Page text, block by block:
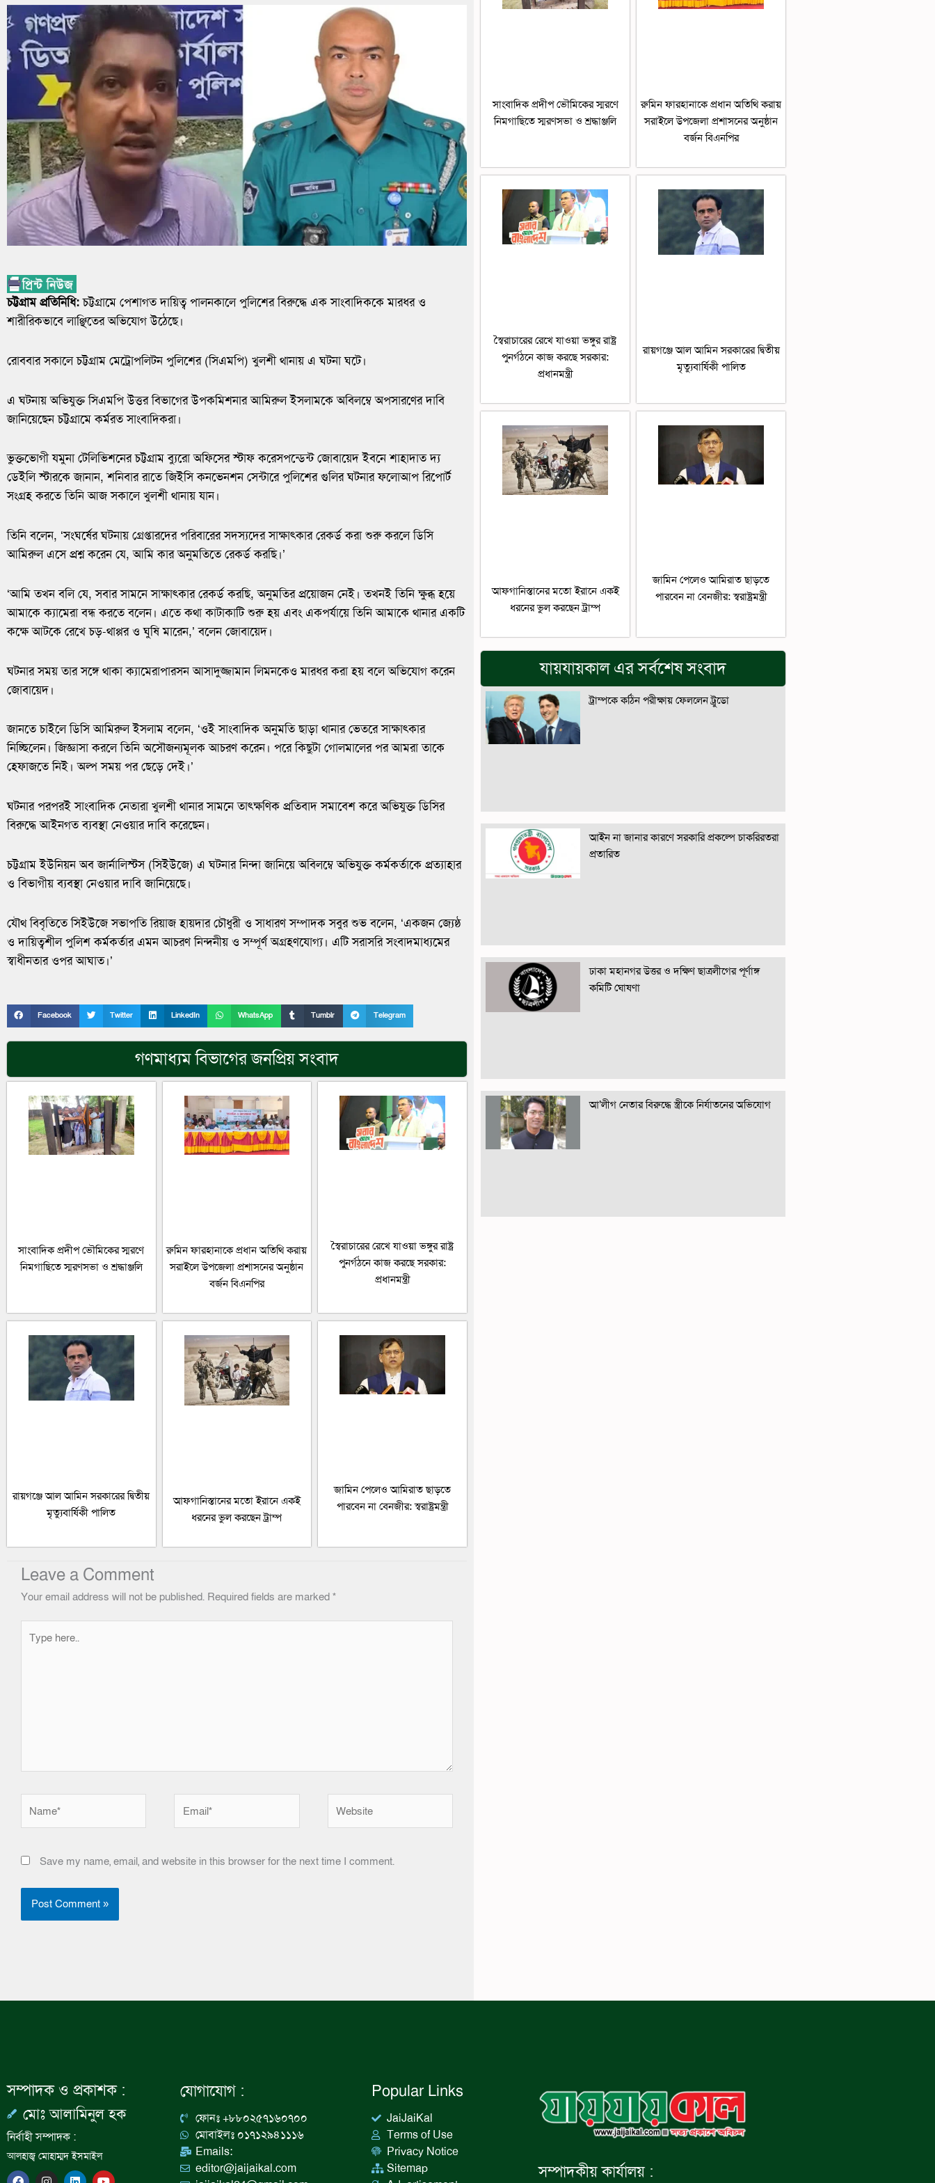
চট্টগ্রাম প্রতিনিধি:চট্টগ্রামে পেশাগত দায়িত্ব পালনকালে পুলিশের বিরুদ্ধে এক সাংবাদিককে মারধর ও
শারীরিকভাবে লাঞ্ছিতের অভিযোগ উঠেছে।
রোববার সকালে চট্টগ্রাম মেট্রোপলিটন পুলিশের (সিএমপি) খুলশী থানায় এ ঘটনা ঘটে।
এ ঘটনায় অভিযুক্ত সিএমপি উত্তর বিভাগের উপকমিশনার আমিরুল ইসলামকে অবিলম্বে অপসারণের দাবি
জানিয়েছেন চট্টগ্রামে কর্মরত সাংবাদিকরা।
ভুক্তভোগী যমুনা টেলিভিশনের চট্টগ্রাম ব্যুরো অফিসের স্টাফ করেসপন্ডেন্ট জোবায়েদ ইবনে শাহাদাত দ্য
ডেইলি স্টারকে জানান, শনিবার রাতে জিইসি কনভেনশন সেন্টারে পুলিশের গুলির ঘটনার ফলোআপ রিপোর্ট
সংগ্রহ করতে তিনি আজ সকালে খুলশী থানায় যান।
তিনি বলেন, ‘সংঘর্ষের ঘটনায় গ্রেপ্তারদের পরিবারের সদস্যদের সাক্ষাৎকার রেকর্ড করা শুরু করলে ডিসি
আমিরুল এসে প্রশ্ন করেন যে, আমি কার অনুমতিতে রেকর্ড করছি।’
‘আমি তখন বলি যে, সবার সামনে সাক্ষাৎকার রেকর্ড করছি, অনুমতির প্রয়োজন নেই। তখনই তিনি ক্ষুব্ধ হয়ে
আমাকে ক্যামেরা বন্ধ করতে বলেন। এতে কথা কাটাকাটি শুরু হয় এবং একপর্যায়ে তিনি আমাকে থানার একটি
কক্ষে আটকে রেখে চড়-থাপ্পর ও ঘুষি মারেন,’ বলেন জোবায়েদ।
ঘটনার সময় তার সঙ্গে থাকা ক্যামেরাপারসন আসাদুজ্জামান লিমনকেও মারধর করা হয় বলে অভিযোগ করেন
জোবায়েদ।
জানতে চাইলে ডিসি আমিরুল ইসলাম বলেন, ‘ওই সাংবাদিক অনুমতি ছাড়া থানার ভেতরে সাক্ষাৎকার
নিচ্ছিলেন। জিজ্ঞাসা করলে তিনি অসৌজন্যমূলক আচরণ করেন। পরে কিছুটা গোলমালের পর আমরা তাকে
হেফাজতে নিই। অল্প সময় পর ছেড়ে দেই।’
ঘটনার পরপরই সাংবাদিক নেতারা খুলশী থানার সামনে তাৎক্ষণিক প্রতিবাদ সমাবেশ করে অভিযুক্ত ডিসির
বিরুদ্ধে আইনগত ব্যবস্থা নেওয়ার দাবি করেছেন।
চট্টগ্রাম ইউনিয়ন অব জার্নালিস্টস (সিইউজে) এ ঘটনার নিন্দা জানিয়ে অবিলম্বে অভিযুক্ত কর্মকর্তাকে প্রত্যাহার
ও বিভাগীয় ব্যবস্থা নেওয়ার দাবি জানিয়েছে।
যৌথ বিবৃতিতে সিইউজে সভাপতি রিয়াজ হায়দার চৌধুরী ও সাধারণ সম্পাদক সবুর শুভ বলেন, ‘একজন জ্যেষ্ঠ
ও দায়িত্বশীল পুলিশ কর্মকর্তার এমন আচরণ নিন্দনীয় ও সম্পূর্ণ অগ্রহণযোগ্য। এটি সরাসরি সংবাদমাধ্যমের
স্বাধীনতার ওপর আঘাত।’
Facebook Twitter LinkedIn WhatsApp Tumblr Telegram
গণমাধ্যমবিভাগের জনপ্রিয় সংবাদ
সাংবাদিক প্রদীপ ভৌমিকের স্মরণে
নিমগাছিতে স্মরণসভা ও শ্রদ্ধাঞ্জলি
রুমিন ফারহানাকে প্রধান অতিথি করায়
সরাইলে উপজেলা প্রশাসনের অনুষ্ঠান
বর্জন বিএনপির
স্বৈরাচারের রেখে যাওয়া ভঙ্গুর রাষ্ট্র
পুনর্গঠনে কাজ করছে সরকার:
প্রধানমন্ত্রী
রায়গঞ্জে আল আমিন সরকারের দ্বিতীয়
মৃত্যুবার্ষিকী পালিত
আফগানিস্তানের মতো ইরানে একই
ধরনের ভুল করছেন ট্রাম্প
জামিন পেলেও আমিরাত ছাড়তে
পারবেন না বেনজীর: স্বরাষ্ট্রমন্ত্রী
Leave a Comment
Your email address will not be published. Required fields are marked *
here..
Save my name, email, and website in this browser for the next time I comment.
সাংবাদিক প্রদীপ ভৌমিকের স্মরণে
নিমগাছিতে স্মরণসভা ও শ্রদ্ধাঞ্জলি
রুমিন ফারহানাকে প্রধান অতিথি করায়
সরাইলে উপজেলা প্রশাসনের অনুষ্ঠান
বর্জন বিএনপির
স্বৈরাচারের রেখে যাওয়া ভঙ্গুর রাষ্ট্র
পুনর্গঠনে কাজ করছে সরকার:
প্রধানমন্ত্রী
রায়গঞ্জে আল আমিন সরকারের দ্বিতীয়
মৃত্যুবার্ষিকী পালিত
আফগানিস্তানের মতো ইরানে একই
ধরনের ভুল করছেন ট্রাম্প
জামিন পেলেও আমিরাত ছাড়তে
পারবেন না বেনজীর: স্বরাষ্ট্রমন্ত্রী
যায়যায়কাল এর সর্বশেষ সংবাদ
ট্রাম্পকে কঠিন পরীক্ষায় ফেললেন ট্রুডো
আইন না জানার কারণে সরকারি প্রকল্পে চাকরিরতরা
প্রতারিত
ঢাকা মহানগর উত্তর ও দক্ষিণ ছাত্রলীগের পূর্ণাঙ্গ
কমিটি ঘোষণা
আ’লীগ নেতার বিরুদ্ধে স্ত্রীকে নির্যাতনের অভিযোগ
সম্পাদক ও প্রকাশক :
মোঃ আলামিনুল হক
নির্বাহী সম্পাদক :
আলহাজ্ব মোহাম্মদ ইসমাইল
F I L Y
যোগাযোগ :
ফোনঃ +৮৮০২৫৭১৬০৭০০
মোবাইলঃ ০১৭১২৯৪১১১৬
Emails:
editor@jaijaikal.com
Popular Links
JaiJaiKal
Terms of Use
Privacy Notice
Sitemap
সম্পাদকীয় কার্যালয় :